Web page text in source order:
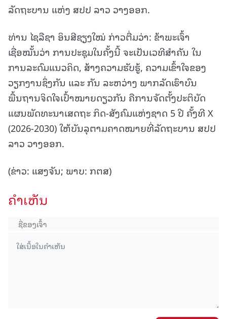
ລັດຖະບານ ແຫ່ງ ສປປ ລາວ ວາງອອກ.
ທ່ານ ໄຊລືຊາ ອິນສີຊຽງໃໝ່ ກ່າວຕື່ມວ່າ: ຂ້າພະເຈົ້າ
ເຊື່ອໝັ້ນວ່າ ການປະຊຸມໃນຄັ້ງນີ້ ຈະເປັນເວທີສຳຄັນ ໃນ
ການລະດົມແນວຄິດ, ສ້າງຄວາມຮັບຮູ້, ຄວາມເຂົ້າໃຈຂອງ
ວຽກງານຊຶ່ງກັນ ແລະ ກັນ ລະຫວ່າງ ພາກລັດເຮົາບົນ
ພື້ນຖານຈິດໃຈເປົ້າໝາຍດຽວກັນ ຄືການຈັດຕັ້ງປະຕິບັດ
ແຜນພັດທະນາເສດຖະ ກິດ-ສັງຄົມແຫ່ງຊາດ 5 ປີ ຄັ້ງທີ X
(2026-2030) ໃຫ້ບັນລຸຕາມຄາດໝາຍທີ່ລັດຖະບານ ສປປ
ລາວ ວາງອອກ.
(ຂ່າວ: ແສງຈັນ; ພາບ: ກຕສ)
ຄໍາເຫັນ